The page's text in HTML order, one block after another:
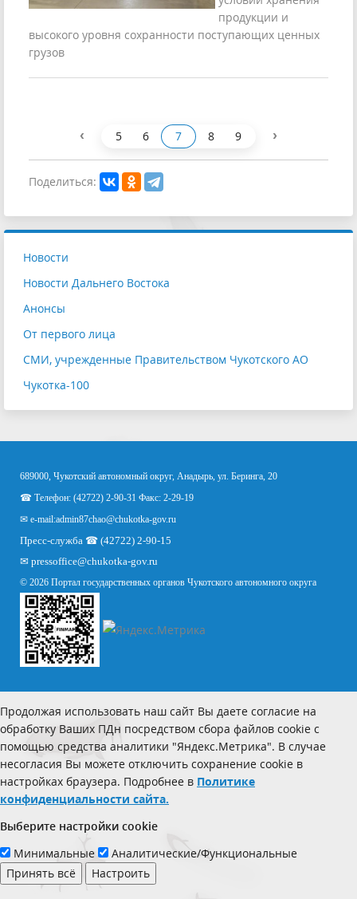
продукции и
высокого уровня сохранности поступающих ценных
грузов
‹ 5 6 7 8 9 ›
Поделиться:
Новости
Новости Дальнего Востока
Анонсы
От первого лица
СМИ, учрежденные Правительством Чукотского АО
Чукотка-100
689000, Чукотский автономный округ, Анадырь, ул. Беринга, 20
☎ Телефон: (42722) 2-90-31 Факс: 2-29-19
✉ e-mail:admin87chao@chukotka-gov.ru
Пресс-служба ☎ (42722) 2-90-15
✉ pressoffice@chukotka-gov.ru
© 2026 Портал государственных органов Чукотского автономного округа
Продолжая использовать наш сайт Вы даете согласие на
обработку Ваших ПДн посредством сбора файлов cookie с
помощью средства аналитики "Яндекс.Метрика". В случае
несогласия Вы можете отключить сохранение cookie в
настройках браузера. Подробнее в Политике
конфиденциальности сайта.
Выберите настройки cookie
Минимальные
Аналитические/Функциональные
Принять всё
Настроить